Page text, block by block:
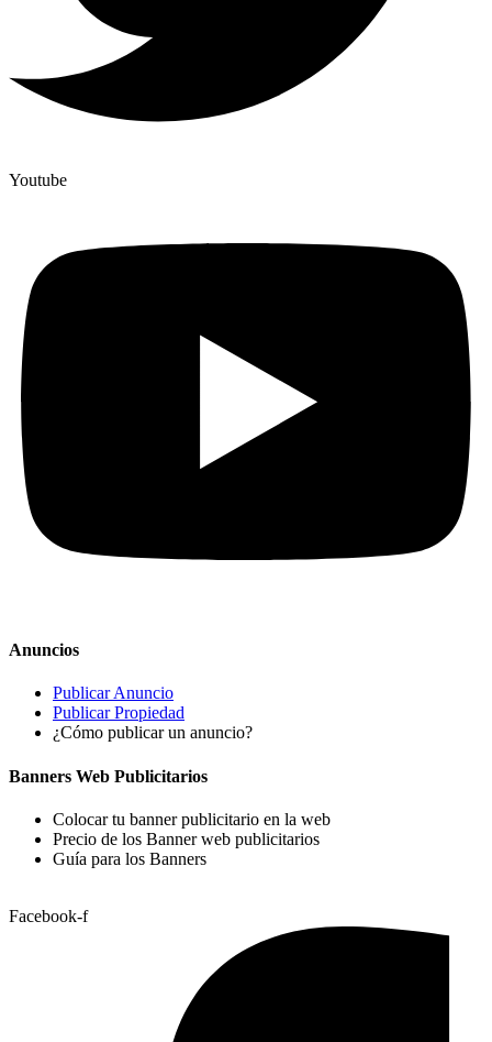
Youtube
Anuncios
Publicar Anuncio
Publicar Propiedad
¿Cómo publicar un anuncio?
Banners Web Publicitarios
Colocar tu banner publicitario en la web
Precio de los Banner web publicitarios
Guía para los Banners
Facebook-f